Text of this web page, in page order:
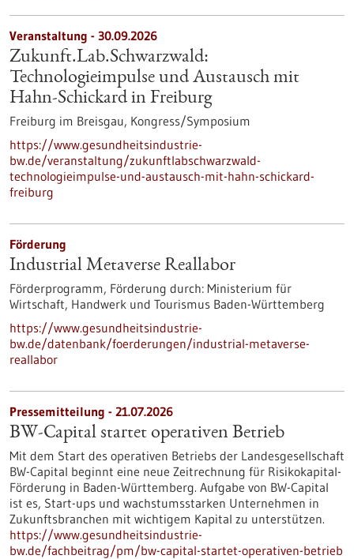
Veranstaltung - 30.09.2026
Zukunft.Lab.Schwarzwald:
Technologieimpulse und Austausch mit
Hahn-Schickard in Freiburg
Freiburg im Breisgau, Kongress/Symposium
https://www.gesundheitsindustrie-
bw.de/veranstaltung/zukunftlabschwarzwald-
technologieimpulse-und-austausch-mit-hahn-schickard-
freiburg
Förderung
Industrial Metaverse Reallabor
Förderprogramm, Förderung durch: Ministerium für
Wirtschaft, Handwerk und Tourismus Baden-Württemberg
https://www.gesundheitsindustrie-
bw.de/datenbank/foerderungen/industrial-metaverse-
reallabor
Pressemitteilung - 21.07.2026
BW-Capital startet operativen Betrieb
Mit dem Start des operativen Betriebs der Landesgesellschaft
BW-Capital beginnt eine neue Zeitrechnung für Risikokapital-
Förderung in Baden-Württemberg. Aufgabe von BW-Capital
ist es, Start-ups und wachstumsstarken Unternehmen in
Zukunftsbranchen mit wichtigem Kapital zu unterstützen.
https://www.gesundheitsindustrie-
bw.de/fachbeitrag/pm/bw-capital-startet-operativen-betrieb